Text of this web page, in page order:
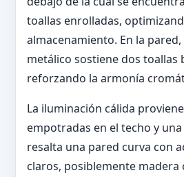
toallas enrolladas,
almacenamiento. En la
metálico sostiene dos toallas
reforzando la armonía
La iluminación cálida
empotradas en el techo y
resalta una pared curva con
claros, posiblemente